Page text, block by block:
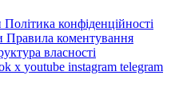
Політика конфіденційності
Правила коментування
власності
x youtube instagram telegram